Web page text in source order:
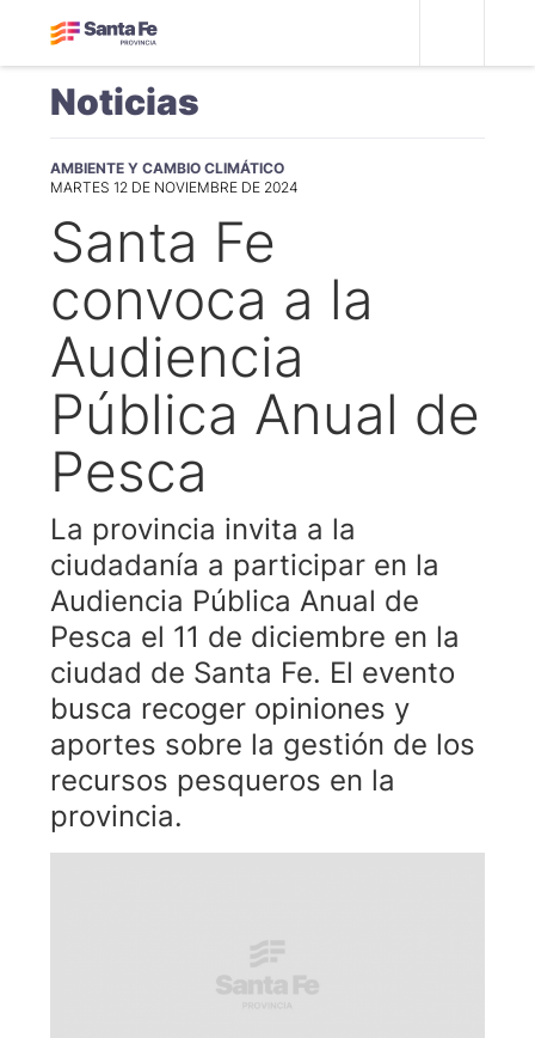
Noticias
AMBIENTE Y CAMBIO CLIMÁTICO
MARTES 12 DE NOVIEMBRE DE 2024
Santa Fe
convoca a la
Audiencia
Pública Anual de
Pesca
La provincia invita a la
ciudadanía a participar en la
Audiencia Pública Anual de
Pesca el 11 de diciembre en la
ciudad de Santa Fe. El evento
busca recoger opiniones y
aportes sobre la gestión de los
recursos pesqueros en la
provincia.